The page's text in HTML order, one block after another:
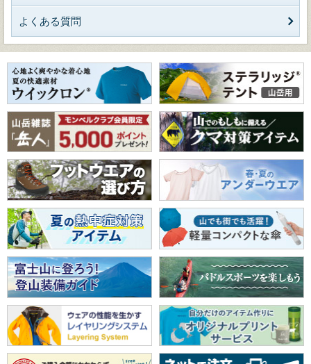
よくある質問